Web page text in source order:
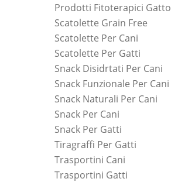
Prodotti Fitoterapici Gatto
Scatolette Grain Free
Scatolette Per Cani
Scatolette Per Gatti
Snack Disidrtati Per Cani
Snack Funzionale Per Cani
Snack Naturali Per Cani
Snack Per Cani
Snack Per Gatti
Tiragraffi Per Gatti
Trasportini Cani
Trasportini Gatti